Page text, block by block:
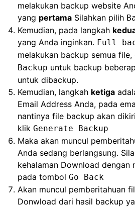
melakukan backup website
yang pertama Silahkan pilih
Kemudian, pada langkah
yang Anda inginkan. Full
melakukan backup semua file,
Backup untuk backup
untuk dibackup.
Kemudian, langkah ketiga
Email Address Anda, pada
nantinya file backup akan
klikGenerate Backup
Maka akan muncul
Anda sedang berlangsung.
kehalaman Download dengan
pada tombolGo Back
Akan muncul pemberitahuan
Donwload dari hasil backup